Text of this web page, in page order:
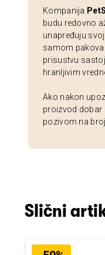
Kompanija
budu redovno
unapređuju
samom
prisustvu
hranljivim
Ako nakon
proizvod dobar
pozivom na broj
Slični